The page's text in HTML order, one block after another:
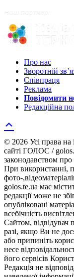
Про нас
Зворотній
Співпраця
Реклама
Повідомити
Редакційна
© 2026 Усі права на
сайті ГОЛОС /
законодавством про
При використанні,
фото-
golos.te.ua має
редакції може не
опубліковані
всебічність
Сайтом, відвідувач
разі, якщо Ви не
або припиніть
несе
його сервісів
Редакція не